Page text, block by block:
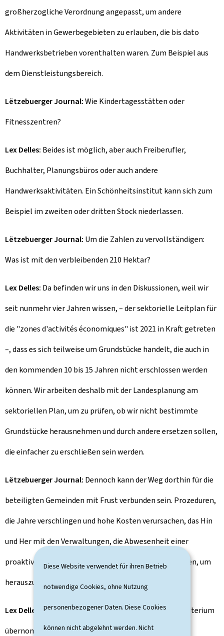
Diese Website verwendet für ihren Betrieb
notwendige Cookies, ohne Nutzung
personenbezogener Daten. Diese Cookies
können nicht abgelehnt werden. Nicht
großherzogliche Verordnung angepasst, um andere
Aktivitäten in Gewerbegebieten zu erlauben, die bis dato
Handwerksbetrieben vorenthalten waren. Zum Beispiel aus
dem Dienstleistungsbereich.
Lëtzebuerger Journal:Wie Kindertagesstätten oder
Fitnesszentren?
Lex Delles: Beides ist möglich, aber auch Freiberufler,
Buchhalter, Planungsbüros oder auch andere
Handwerksaktivitäten. Ein Schönheitsinstitut kann sich zum
Beispiel im zweiten oder dritten Stock niederlassen.
Lëtzebuerger Journal: Um die Zahlen zu vervollständigen:
Was ist mit den verbleibenden 210 Hektar?
Lex Delles: Da befinden wir uns in den Diskussionen, weil wir
seit nunmehr vier Jahren wissen, – der sektorielle Leitplan für
die "zones d'activités économiques" ist 2021 in Kraft getreten
–, dass es sich teilweise um Grundstücke handelt, die auch in
den kommenden 10 bis 15 Jahren nicht erschlossen werden
können. Wir arbeiten deshalb mit der Landesplanung am
sektoriellen Plan, um zu prüfen, ob wir nicht bestimmte
Grundstücke herausnehmen und durch andere ersetzen sollen,
die einfacher zu erschließen sein werden.
Lëtzebuerger Journal: Dennoch kann der Weg dorthin für die
beteiligten Gemeinden mit Frust verbunden sein. Prozeduren,
die Jahre verschlingen und hohe Kosten verursachen, das Hin
und Her mit den Verwaltungen, die Abwesenheit einer
proaktiven Kommunikation und viel Herumtelefonieren, um
herauszufinden, wo das Dossier dran ist.
Lex Delles: Eine meiner Prioritäten, als ich dieses Ministerium
übernommen habe, war die Einrichtung einer